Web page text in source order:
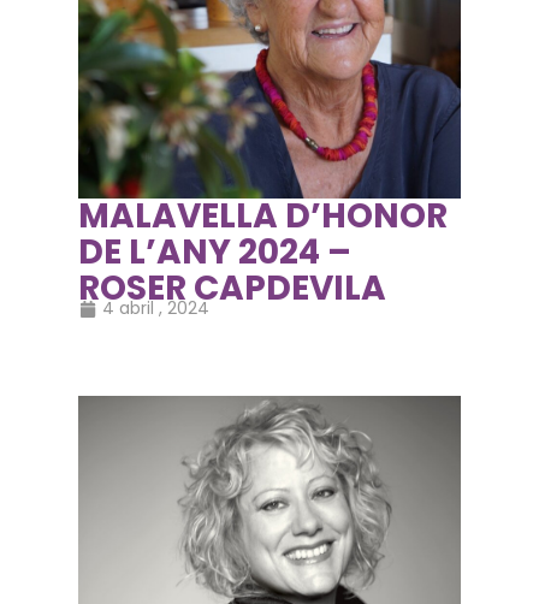
MALAVELLA D’HONOR
DE L’ANY 2024 –
ROSER CAPDEVILA
4 abril , 2024